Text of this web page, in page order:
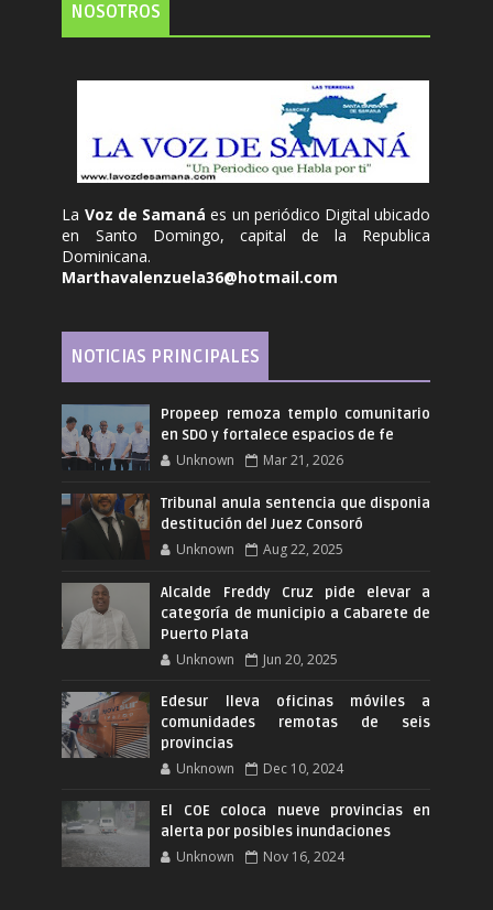
NOSOTROS
La Voz de Samanáes un periódico Digital ubicado
en Santo Domingo, capital de la Republica
Dominicana.
Marthavalenzuela36@hotmail.com
NOTICIAS PRINCIPALES
Propeep remoza templo comunitario
en SDO y fortalece espacios de fe
Unknown Mar 21, 2026
Tribunal anula sentencia que disponia
destitución del Juez Consoró
Unknown Aug 22, 2025
Alcalde Freddy Cruz pide elevar a
categoría de municipio a Cabarete de
Puerto Plata
Unknown Jun 20, 2025
Edesur lleva oficinas móviles a
comunidades remotas de seis
provincias
Unknown Dec 10, 2024
El COE coloca nueve provincias en
alerta por posibles inundaciones
Unknown Nov 16, 2024